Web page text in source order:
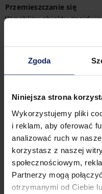
Zgoda
Niniejsza strona
Wykorzystujemy pliki
i reklam, aby oferować
analizować ruch w
korzystasz z naszej
społecznościowym,
Partnerzy mogą
otrzymanymi od Ciebie
Przemieszczanie się
W pobliżu obiektu
stacja kolejowa, co
Wszystkie opcje
Zameldowanie i
Wymeldowanie: 11:00
Cechy obiektu
sypialnia